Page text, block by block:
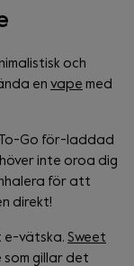
och
en vape med
To-Go för-laddad
inte oroa dig
för att
direkt!
e-vätska. Sweet
gillar det